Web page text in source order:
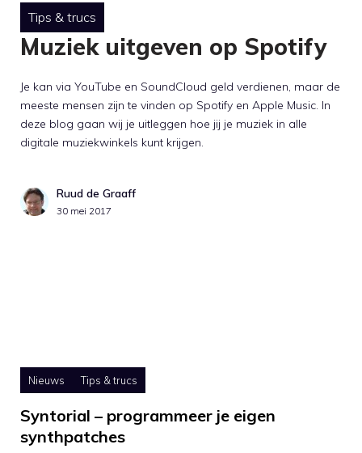
Tips & trucs
Muziek uitgeven op Spotify
Je kan via YouTube en SoundCloud geld verdienen, maar de
meeste mensen zijn te vinden op Spotify en Apple Music. In
deze blog gaan wij je uitleggen hoe jij je muziek in alle
digitale muziekwinkels kunt krijgen.
Ruud de Graaff
30 mei 2017
Nieuws Tips & trucs
Syntorial – programmeer je eigen
synthpatches